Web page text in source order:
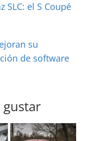
SLC: el S Coupé
su
de software